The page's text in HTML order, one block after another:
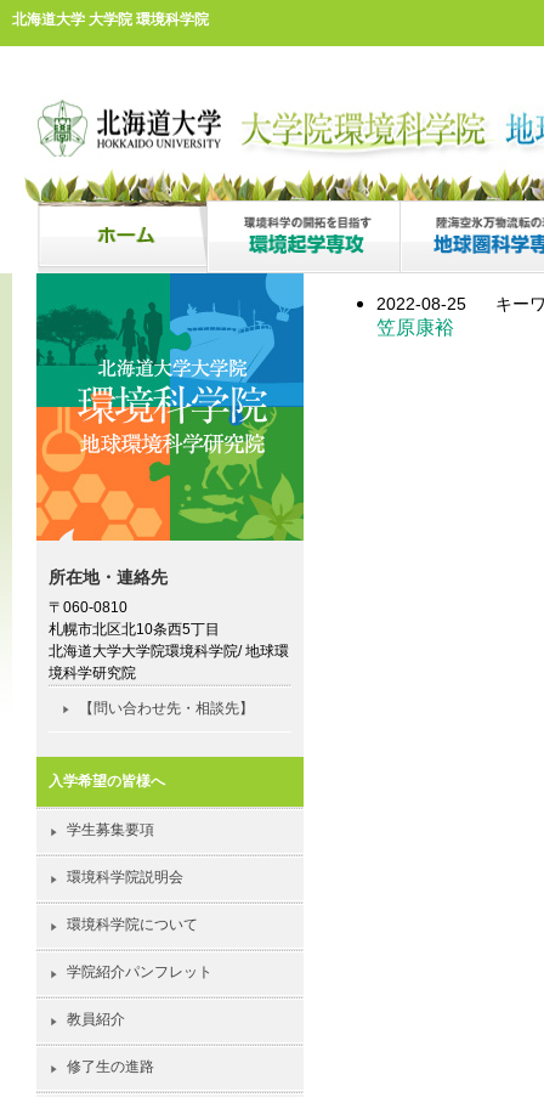
北海道大学 大学院 環境科学院
2022-08-25 キー
笠原康裕
所在地・連絡先
〒060-0810
札幌市北区北10条西5丁目
北海道大学大学院環境科学院/ 地球環
境科学研究院
【問い合わせ先・相談先】
入学希望の皆様へ
学生募集要項
環境科学院説明会
環境科学院について
学院紹介パンフレット
教員紹介
修了生の進路